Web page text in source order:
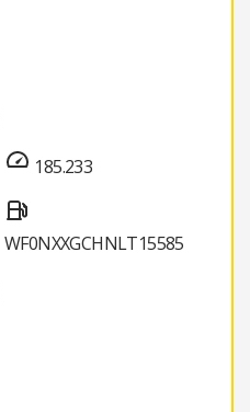
185.233
WF0NXXGCHNLT15585